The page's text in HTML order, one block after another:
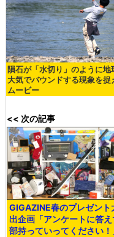
隕石が「水切り」のように地
大気でバウンドする現象を捉
ムービー
<< 次の記事
GIGAZINE春のプレゼント
出企画「アンケートに答
部持っていってください！